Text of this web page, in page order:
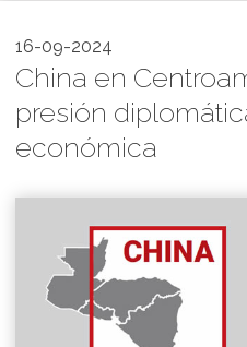
16-09-2024
China en
presión
económica